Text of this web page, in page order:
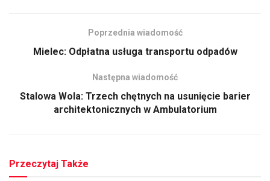
Poprzednia wiadomość
Mielec: Odpłatna usługa transportu odpadów
Następna wiadomość
Stalowa Wola: Trzech chętnych na usunięcie barier
architektonicznych w Ambulatorium
Przeczytaj Także